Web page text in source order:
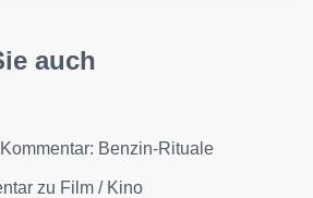
auch
Benzin-Rituale
zu Film / Kino